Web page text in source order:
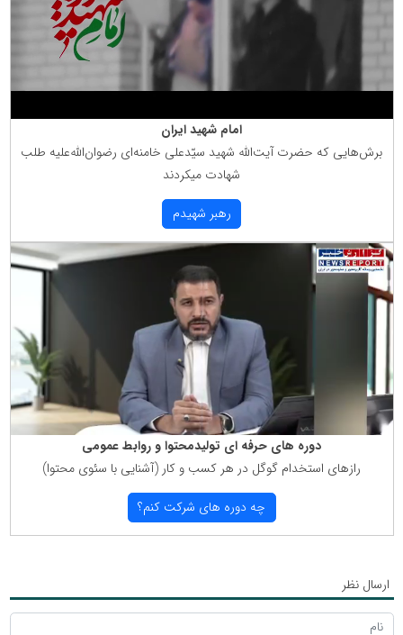
امام شهید ایران
برش‌هایی كه حضرت آیت‌الله شهید سیّدعلی خامنه‌ای رضوان‌الله‌علیه طلب
شهادت میكردند
رهبر شهیدم
دوره های حرفه ای تولیدمحتوا و روابط عمومی
رازهای استخدام گوگل در هر كسب و كار (آشنایی با سئوی محتوا)
چه دوره های شركت كنم؟
ارسال نظر